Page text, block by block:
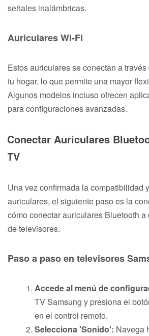
señales inalámbricas.
Auriculares Wi-Fi
Estos auriculares se conectan a
tu hogar, lo que permite una mayor
Algunos modelos incluso ofrecen
para configuraciones avanzadas.
Conectar Auriculares
TV
Una vez confirmada la compatibilidad
auriculares, el siguiente paso es la
cómo conectar auriculares Bluetooth
de televisores.
Paso a paso en televisores
Accede al menú de
TV Samsung y presiona el
en el control remoto.
Selecciona 'Sonido': Navega